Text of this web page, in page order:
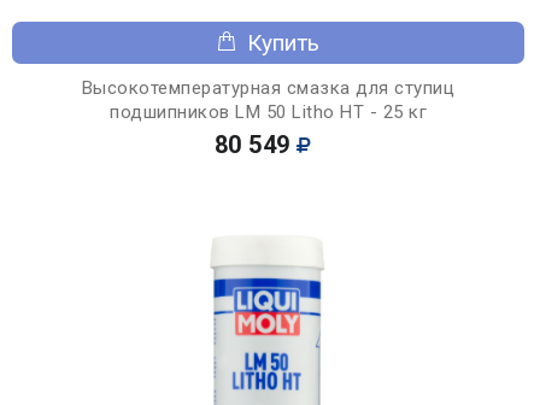
Купить
Высокотемпературная смазка для ступиц
подшипников LM 50 Litho HT - 25 кг
80 549